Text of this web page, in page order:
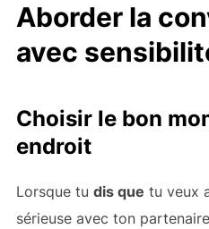
Aborder la
avec
Choisir le bon
endroit
Lorsque tu dis que tu veux
sérieuse avec ton